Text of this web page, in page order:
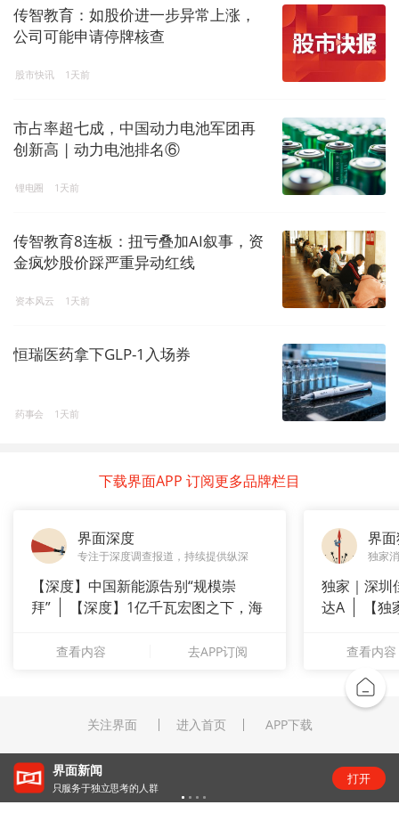
传智教育：如股价进一步异常上涨，
公司可能申请停牌核查
股市快讯 1天前
市占率超七成，中国动力电池军团再
创新高 | 动力电池排名⑥
锂电圈 1天前
传智教育8连板：扭亏叠加AI叙事，资
金疯炒股价踩严重异动红线
资本风云 1天前
恒瑞医药拿下GLP-1入场券
药事会 1天前
下载界面APP 订阅更多品牌栏目
界面深度
专注于深度调查报道，持续提供纵深
【深度】中国新能源告别“规模崇
拜”
【深度】1亿千瓦宏图之下，海
查看内容 去APP订阅
界
独家
独家｜深圳
达A
【
查看内容
关注界面 进入首页 APP下载
“锂业双雄”净利齐翻番，扣非净利却呈“冷暖”两
级
打开